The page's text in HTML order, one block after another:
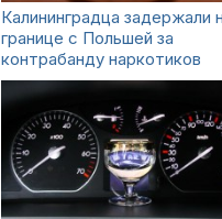
Калининградца задержали
границе с Польшей за
контрабанду наркотиков